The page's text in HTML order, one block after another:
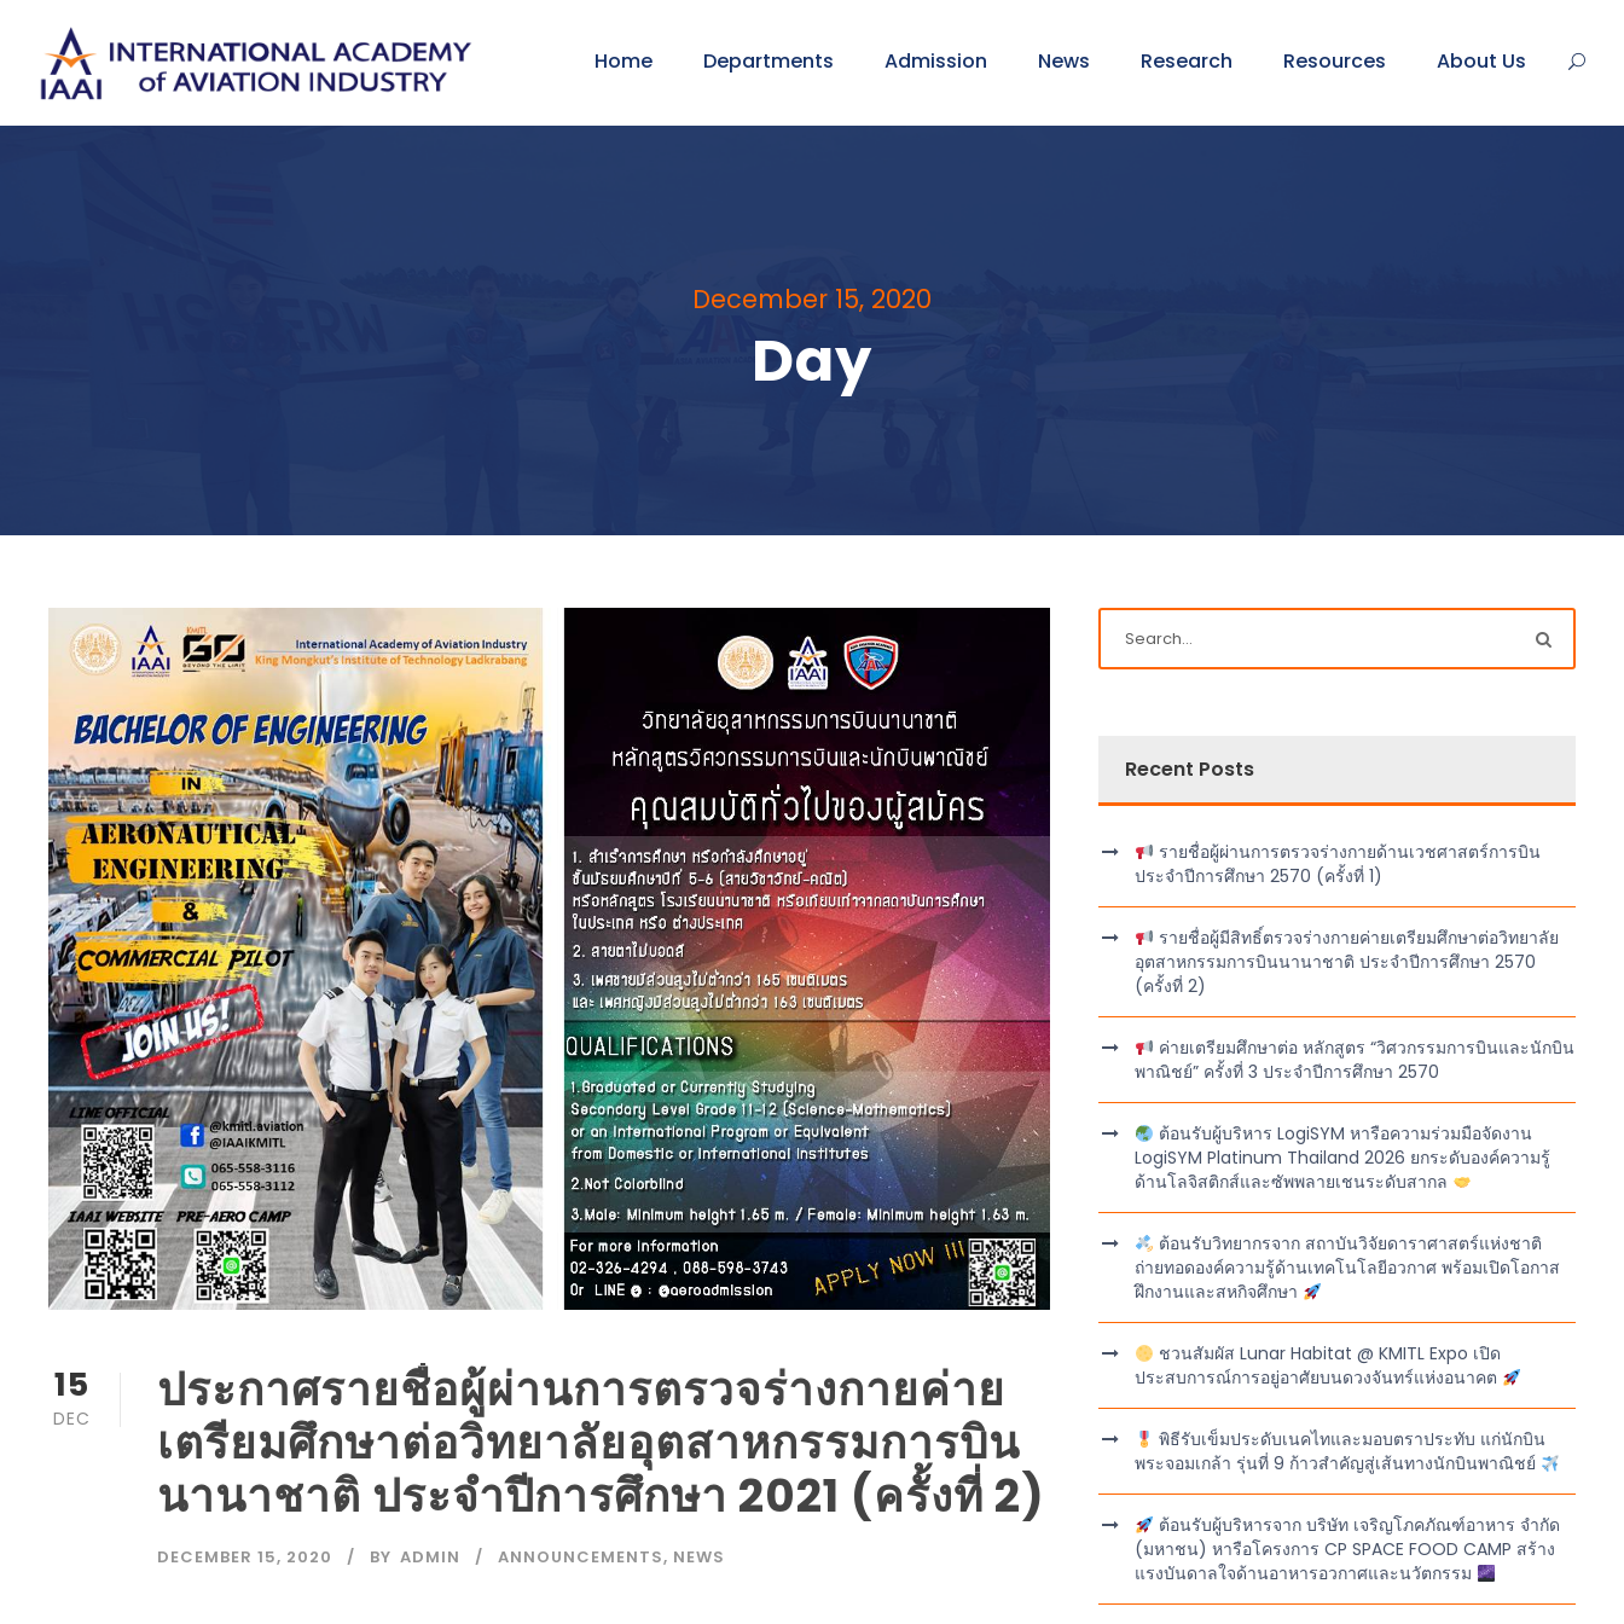
Home Departments Admission News Research Resources About Us
December 15, 2020
Day
15
DEC
ประกาศรายชื่อผู้ผ่านการตรวจร่างกายค่าย
เตรียมศึกษาต่อวิทยาลัยอุตสาหกรรมการบิน
นานาชาติ ประจำปีการศึกษา 2021 (ครั้งที่ 2)
DECEMBER 15, 2020 BY ADMIN ANNOUNCEMENTS, NEWS
Recent Posts
รายชื่อผู้ผ่านการตรวจร่างกายด้านเวชศาสตร์การบิน
ประจำปีการศึกษา 2570 (ครั้งที่ 1)
รายชื่อผู้มีสิทธิ์ตรวจร่างกายค่ายเตรียมศึกษาต่อวิทยาลัย
อุตสาหกรรมการบินนานาชาติ ประจำปีการศึกษา 2570
(ครั้งที่ 2)
ค่ายเตรียมศึกษาต่อ หลักสูตร “วิศวกรรมการบินและนักบิน
พาณิชย์” ครั้งที่ 3 ประจำปีการศึกษา 2570
ต้อนรับผู้บริหาร LogiSYM หารือความร่วมมือจัดงาน
LogiSYM Platinum Thailand 2026 ยกระดับองค์ความรู้
ด้านโลจิสติกส์และซัพพลายเชนระดับสากล
ต้อนรับวิทยากรจาก สถาบันวิจัยดาราศาสตร์แห่งชาติ
ถ่ายทอดองค์ความรู้ด้านเทคโนโลยีอวกาศ พร้อมเปิดโอกาส
ฝึกงานและสหกิจศึกษา
ชวนสัมผัส Lunar Habitat @ KMITL Expo เปิด
ประสบการณ์การอยู่อาศัยบนดวงจันทร์แห่งอนาคต
พิธีรับเข็มประดับเนคไทและมอบตราประทับ แก่นักบิน
พระจอมเกล้า รุ่นที่ 9 ก้าวสำคัญสู่เส้นทางนักบินพาณิชย์
ต้อนรับผู้บริหารจาก บริษัท เจริญโภคภัณฑ์อาหาร จำกัด
(มหาชน) หารือโครงการ CP SPACE FOOD CAMP สร้าง
แรงบันดาลใจด้านอาหารอวกาศและนวัตกรรม